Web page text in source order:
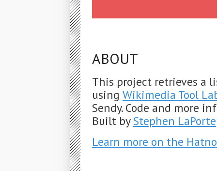
ABOUT
This project retrieves a
using Wikimedia Tool
Sendy. Code and more
Built byStephen LaPorte
Learn more on the